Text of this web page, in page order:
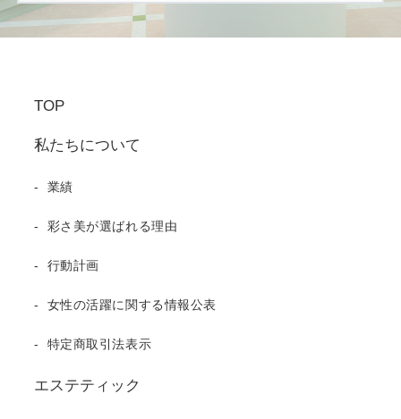
改良について 当社は、個人情報に
関して適用される法令、規範を遵
【お客様へのお願い】
人情報を守ることに最大限の努力
サイトからのリンク先サイトでの
お客様ご自身でご確認の上、十分
にご注意下さい。
TOP
私たちについて
業績
彩さ美が選ばれる理由
行動計画
女性の活躍に関する情報公表
特定商取引法表示
エステティック